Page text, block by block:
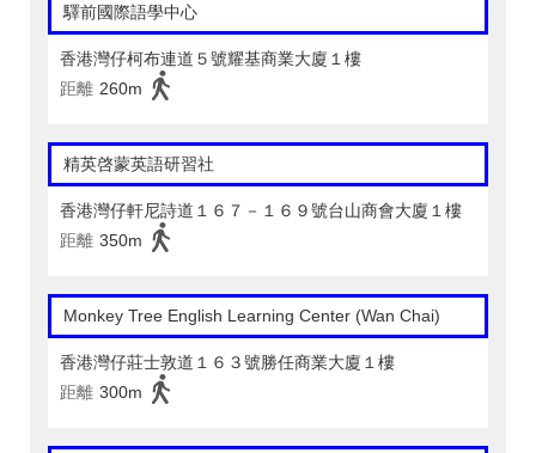
驛前國際語學中心
香港灣仔柯布連道５號耀基商業大廈１樓
距離 260m
精英啓蒙英語研習社
香港灣仔軒尼詩道１６７－１６９號台山商會大廈１樓
距離 350m
Monkey Tree English Learning Center (Wan Chai)
香港灣仔莊士敦道１６３號勝任商業大廈１樓
距離 300m